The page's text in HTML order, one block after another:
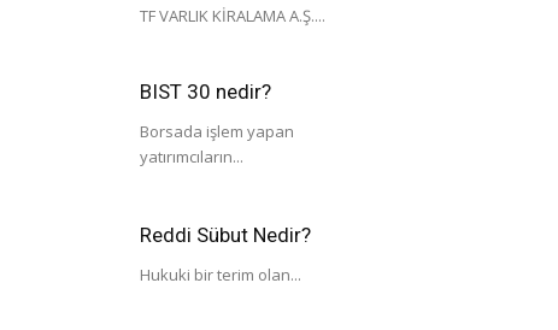
TF VARLIK KİRALAMA A.Ş....
BIST 30 nedir?
Borsada işlem yapan
yatırımcıların...
Reddi Sübut Nedir?
Hukuki bir terim olan...